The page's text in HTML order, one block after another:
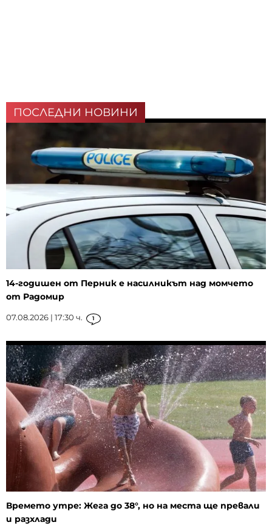
ПОСЛЕДНИ НОВИНИ
14-годишен от Перник е насилникът над момчето
от Радомир
07.08.2026 | 17:30 ч. 1
Времето утре: Жега до 38°, но на места ще превали
и разхлади